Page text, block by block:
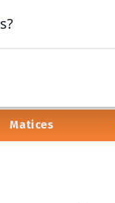
Matices